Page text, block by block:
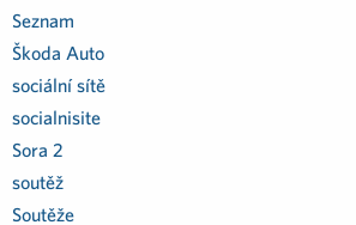
Seznam
Škoda Auto
sociální sítě
socialnisite
Sora 2
soutěž
Soutěže